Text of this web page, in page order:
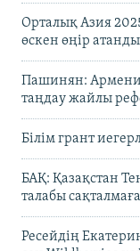
Орталық Азия
өскен өңір атанды
Пашинян:
таңдау жайлы
Білім грант
БАҚ: Қазақстан
талабы
Ресейдің